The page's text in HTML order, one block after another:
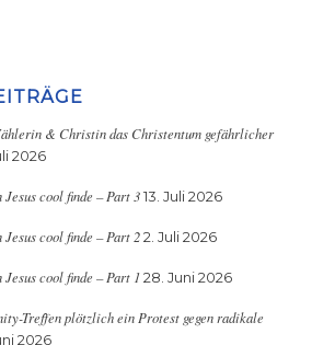
& Christin das Christentum gefährlicher
2026
cool finde – Part 3 13. Juli 2026
cool finde – Part 2 2. Juli 2026
cool finde – Part 1 28. Juni 2026
Treffen plötzlich ein Protest gegen radikale
2026